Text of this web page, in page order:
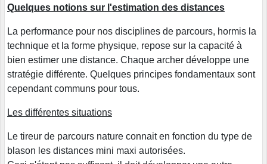
Quelques notions sur l'estimation des distances
La performance pour nos disciplines de parcours, hormis la
technique et la forme physique, repose sur la capacité à
bien estimer une distance. Chaque archer développe une
stratégie différente. Quelques principes fondamentaux sont
cependant communs pour tous.
Les différentes situations
Le tireur de parcours nature connait en fonction du type de
blason les distances mini maxi autorisées.